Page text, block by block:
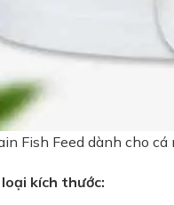
Fish Feed dành cho cá
kích thước: